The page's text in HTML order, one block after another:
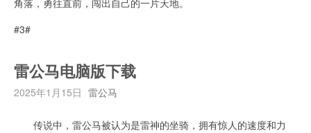
#3#
雷公马电脑版下载
2025年1月15日 雷公马
传说中，雷公马被认为是雷神的坐骑，拥有惊人的速度和力